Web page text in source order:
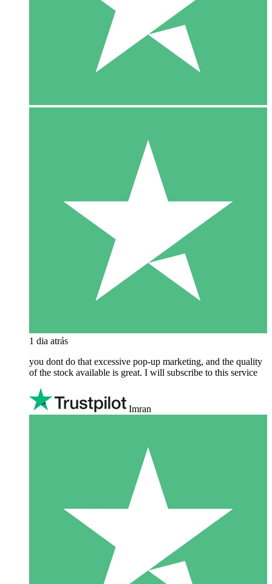
1 dia atrás
you dont do that excessive pop-up marketing, and the quality
of the stock available is great. I will subscribe to this service
Imran